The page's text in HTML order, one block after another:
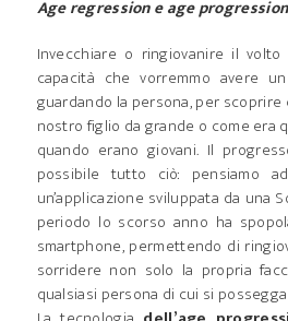
Age regression e age
Invecchiare o ringiovanire il
capacità che vorremmo avere
guardando la persona, per
nostro figlio da grande o come era
quando erano giovani. Il
possibile tutto ciò: pensiamo
un’applicazione sviluppata da una
periodo lo scorso anno ha
smartphone, permettendo di
sorridere non solo la propria
qualsiasi persona di cui si possegga